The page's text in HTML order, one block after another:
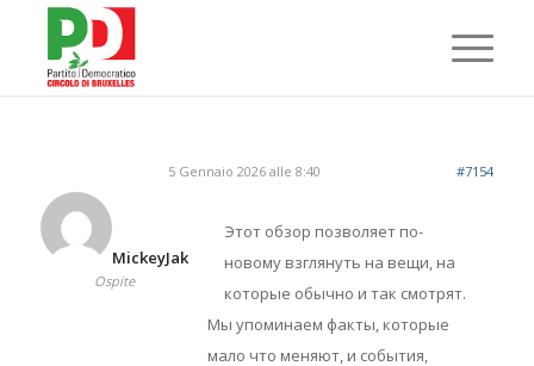
5 Gennaio 2026 alle 8:40 #7154
MickeyJak
Ospite
Этот обзор позволяет по-
новому взглянуть на вещи, на
которые обычно и так смотрят.
Мы упоминаем факты, которые
мало что меняют, и события,